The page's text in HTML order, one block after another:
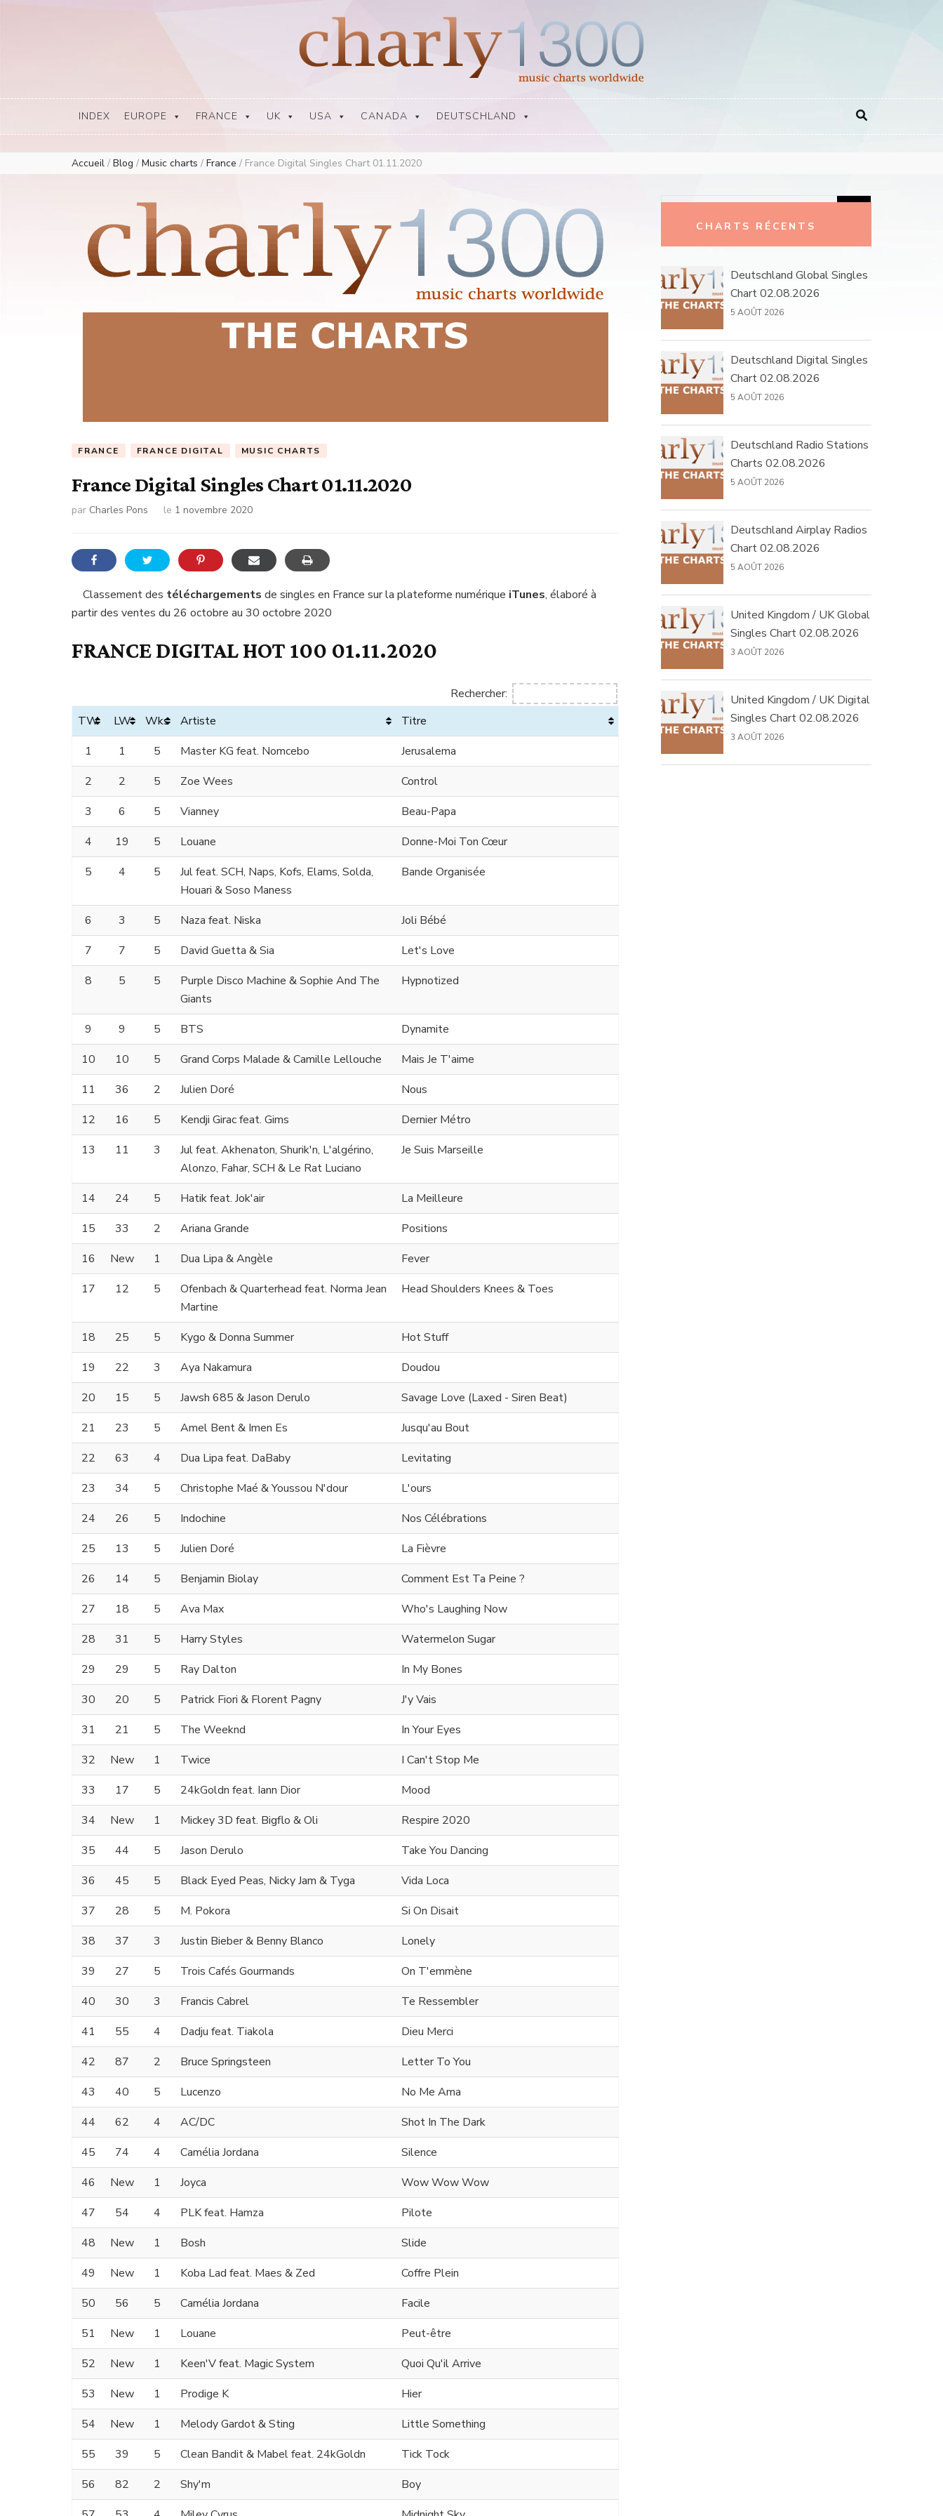
Europe Airplay Charts Radios Music Worldwide – Charly1300
European Music Charts plus USA and Australia
INDEX EUROPE FRANCE UK USA CANADA DEUTSCHLAND
Accueil / Blog / Music charts / France / France Digital Singles Chart 01.11.2020
FRANCE FRANCE DIGITAL MUSIC CHARTS
France Digital Singles Chart 01.11.2020
par Charles Pons le 1 novembre 2020
Classement des téléchargements de singles en France sur la plateforme numérique iTunes, élaboré à
partir des ventes du 26 octobre au 30 octobre 2020
FRANCE DIGITAL HOT 100 01.11.2020
Rechercher:
TW
LW Wks Artiste
Titre
1
1 5 Master KG feat. Nomcebo
Jerusalema
2
2 5 Zoe Wees
Control
3
6 5 Vianney
Beau-Papa
4
19 5 Louane
Donne-Moi Ton Cœur
5
4 5
Jul feat. SCH, Naps, Kofs, Elams, Solda,
Houari & Soso Maness
Bande Organisée
6 3 5 Naza feat. Niska
Joli Bébé
7
7 5 David Guetta & Sia
Let's Love
8
5 5
Purple Disco Machine & Sophie And The
Giants
Hypnotized
9 9 5 BTS
Dynamite
10
10 5 Grand Corps Malade & Camille Lellouche
Mais Je T'aime
11
36 2 Julien Doré
Nous
12
16 5 Kendji Girac feat. Gims
Dernier Métro
13
11 3
Jul feat. Akhenaton, Shurik'n, L'algérino,
Alonzo, Fahar, SCH & Le Rat Luciano
Je Suis Marseille
14 24 5 Hatik feat. Jok'air
La Meilleure
15
33 2 Ariana Grande
Positions
16
New 1 Dua Lipa & Angèle
Fever
17
12 5
Ofenbach & Quarterhead feat. Norma Jean
Martine
Head Shoulders Knees & Toes
18 25 5 Kygo & Donna Summer
Hot Stuff
19
22 3 Aya Nakamura
Doudou
20
15 5 Jawsh 685 & Jason Derulo
Savage Love (Laxed - Siren Beat)
21
23 5 Amel Bent & Imen Es
Jusqu'au Bout
22
63 4 Dua Lipa feat. DaBaby
Levitating
23
34 5 Christophe Maé & Youssou N'dour
L'ours
24
26 5 Indochine
Nos Célébrations
25
13 5 Julien Doré
La Fièvre
26
14 5 Benjamin Biolay
Comment Est Ta Peine ?
27
18 5 Ava Max
Who's Laughing Now
28
31 5 Harry Styles
Watermelon Sugar
29
29 5 Ray Dalton
In My Bones
30
20 5 Patrick Fiori & Florent Pagny
J'y Vais
31
21 5 The Weeknd
In Your Eyes
32
New 1 Twice
I Can't Stop Me
33
17 5 24kGoldn feat. Iann Dior
Mood
34
New 1 Mickey 3D feat. Bigflo & Oli
Respire 2020
35
44 5 Jason Derulo
Take You Dancing
36
45 5 Black Eyed Peas, Nicky Jam & Tyga
Vida Loca
37
28 5 M. Pokora
Si On Disait
38
37 3 Justin Bieber & Benny Blanco
Lonely
39
27 5 Trois Cafés Gourmands
On T'emmène
40
30 3 Francis Cabrel
Te Ressembler
41
55 4 Dadju feat. Tiakola
Dieu Merci
42
87 2 Bruce Springsteen
Letter To You
43
40 5 Lucenzo
No Me Ama
44
62 4 AC/DC
Shot In The Dark
45
74 4 Camélia Jordana
Silence
46
New 1 Joyca
Wow Wow Wow
47
54 4 PLK feat. Hamza
Pilote
48
New 1 Bosh
Slide
49
New 1 Koba Lad feat. Maes & Zed
Coffre Plein
50
56 5 Camélia Jordana
Facile
51
New 1 Louane
Peut-être
52
New 1 Keen'V feat. Magic System
Quoi Qu'il Arrive
53
New 1 Prodige K
Hier
54
New 1 Melody Gardot & Sting
Little Something
55
39 5 Clean Bandit & Mabel feat. 24kGoldn
Tick Tock
56
82 2 Shy'm
Boy
CHARTS RÉCENTS
Deutschland Global Singles
Chart 02.08.2026
5 AOÛT 2026
Deutschland Digital Singles
Chart 02.08.2026
5 AOÛT 2026
Deutschland Radio Stations
Charts 02.08.2026
5 AOÛT 2026
Deutschland Airplay Radios
Chart 02.08.2026
5 AOÛT 2026
United Kingdom / UK Global
Singles Chart 02.08.2026
3 AOÛT 2026
United Kingdom / UK Digital
Singles Chart 02.08.2026
3 AOÛT 2026